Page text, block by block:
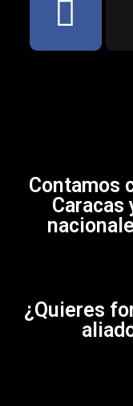
Contamos
Caracas
¿Quieres